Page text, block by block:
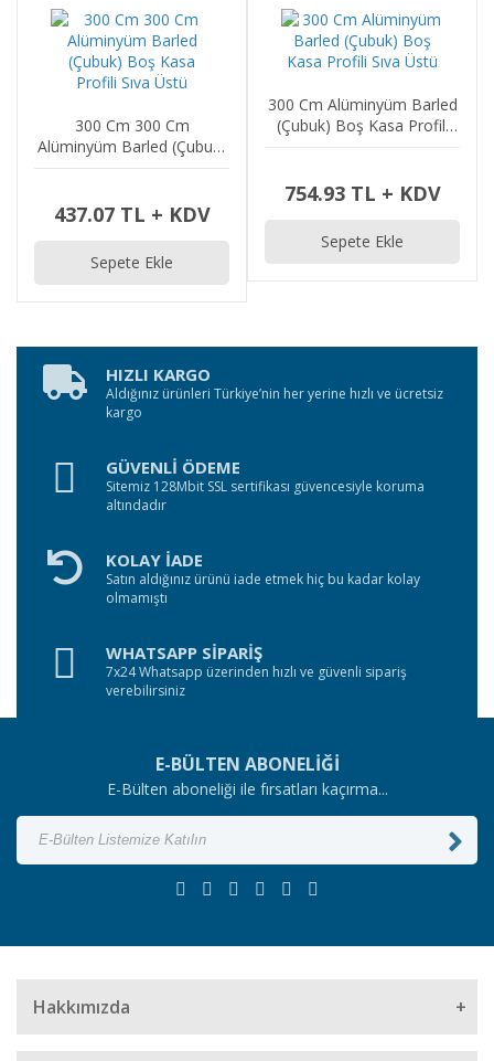
300 Cm 300 Cm
Alüminyüm Barled (Çubuk)
437.07 TL + KDV
Sepete Ekle
300 Cm Alüminyüm Barled
(Çubuk) Boş Kasa Profili
754.93 TL + KDV
Sepete Ekle
HIZLI KARGO
Aldığınız ürünleri Türkiye’nin her yerine hızlı ve ücretsiz
kargo
GÜVENLİ ÖDEME
Sitemiz 128Mbit SSL sertifikası güvencesiyle koruma
altındadır
KOLAY İADE
Satın aldığınız ürünü iade etmek hiç bu kadar kolay
olmamıştı
WHATSAPP SİPARİŞ
7x24 Whatsapp üzerinden hızlı ve güvenli sipariş
verebilirsiniz
E-BÜLTEN ABONELİĞİ
E-Bülten aboneliği ile fırsatları kaçırma...
Hakkımızda